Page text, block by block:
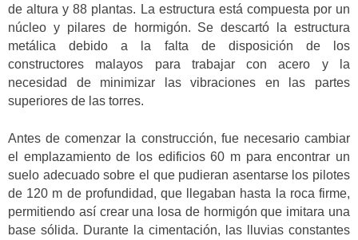
de altura y 88 plantas. La estructura está compuesta por un
núcleo y pilares de hormigón. Se descartó la estructura
metálica debido a la falta de disposición de los
constructores malayos para trabajar con acero y la
necesidad de minimizar las vibraciones en las partes
superiores de las torres.
Antes de comenzar la construcción, fue necesario cambiar
el emplazamiento de los edificios 60 m para encontrar un
suelo adecuado sobre el que pudieran asentarse los pilotes
de 120 m de profundidad, que llegaban hasta la roca firme,
permitiendo así crear una losa de hormigón que imitara una
base sólida. Durante la cimentación, las lluvias constantes